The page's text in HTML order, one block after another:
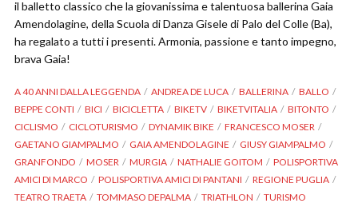
il balletto classico che la giovanissima e talentuosa ballerina Gaia
Amendolagine, della Scuola di Danza Gisele di Palo del Colle (Ba),
ha regalato a tutti i presenti. Armonia, passione e tanto impegno,
brava Gaia!
A 40 ANNI DALLA LEGGENDA ANDREA DE LUCA BALLERINA
BALLO
BEPPE CONTI
BICI BICICLETTA BIKETV BIKETVITALIA
BITONTO
CICLISMO
CICLOTURISMO DYNAMIK BIKE
FRANCESCO MOSER
GAETANO GIAMPALMO
GAIA AMENDOLAGINE
GIUSY GIAMPALMO
GRANFONDO
MOSER MURGIA NATHALIE GOITOM
POLISPORTIVA
AMICI DI MARCO
POLISPORTIVA AMICI DI PANTANI
REGIONE PUGLIA
TEATRO TRAETA
TOMMASO DEPALMA TRIATHLON TURISMO